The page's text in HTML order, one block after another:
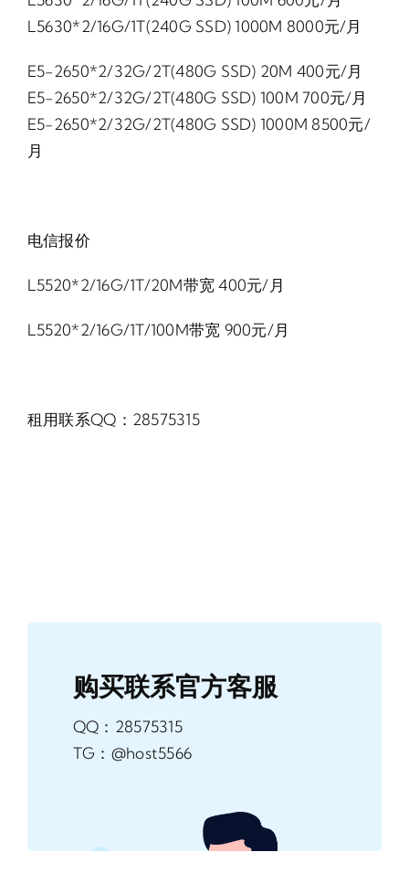
L5630*2/16G/1T(240G SSD) 1000M 8000元/月
E5-2650*2/32G/2T(480G SSD) 20M 400元/月
E5-2650*2/32G/2T(480G SSD) 100M 700元/月
E5-2650*2/32G/2T(480G SSD) 1000M 8500元/
月
电信报价
L5520*2/16G/1T/20M带宽 400元/月
L5520*2/16G/1T/100M带宽 900元/月
租用联系QQ：28575315
购买联系官方客服
QQ：28575315
TG：@host5566